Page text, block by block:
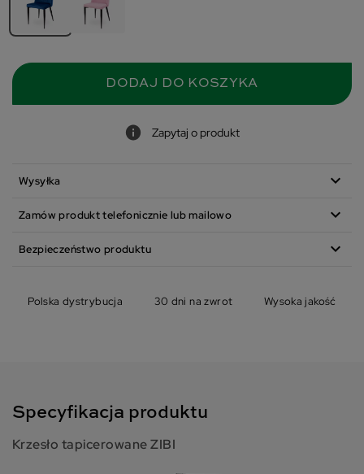
DODAJ DO KOSZYKA
Zapytaj o produkt
Wysyłka expand_more
Zamów produkt telefonicznie lub mailowo expand_more
Bezpieczeństwo produktu expand_more
Polska dystrybucja 30 dni na zwrot Wysoka jakość
Specyfikacja produktu
Krzesło tapicerowane ZIBI